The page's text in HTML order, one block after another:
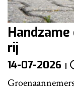
rij
14-07-2026